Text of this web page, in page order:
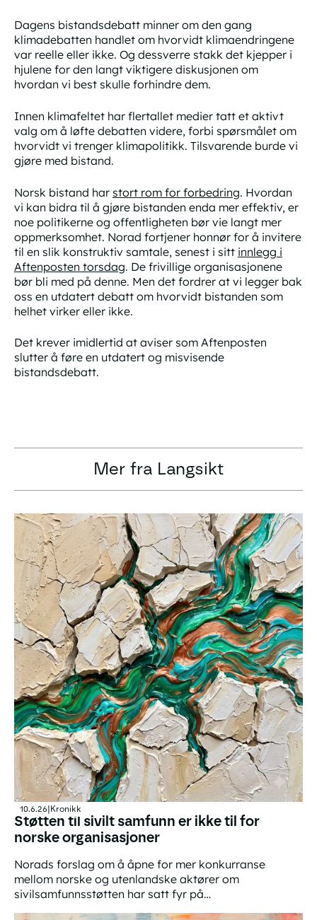
Dagens bistandsdebatt minner om den gang
klimadebatten handlet om hvorvidt klimaendringene
var reelle eller ikke. Og dessverre stakk det kjepper i
hjulene for den langt viktigere diskusjonen om
hvordan vi best skulle forhindre dem.
Innen klimafeltet har flertallet medier tatt et aktivt
valg om å løfte debatten videre, forbi spørsmålet om
hvorvidt vi trenger klimapolitikk. Tilsvarende burde vi
gjøre med bistand.
Norsk bistand har stort rom for forbedring. Hvordan
vi kan bidra til å gjøre bistanden enda mer effektiv, er
noe politikerne og offentligheten bør vie langt mer
oppmerksomhet. Norad fortjener honnør for å invitere
til en slik konstruktiv samtale, senest i sitt innlegg i
Aftenposten torsdag. De frivillige organisasjonene
bør bli med på denne. Men det fordrer at vi legger bak
oss en utdatert debatt om hvorvidt bistanden som
helhet virker eller ikke.
Det krever imidlertid at aviser som Aftenposten
slutter å føre en utdatert og misvisende
bistandsdebatt.
Mer fra Langsikt
10.6.26 Kronikk
Støtten til sivilt samfunn er ikke til for
norske organisasjoner
Norads forslag om å åpne for mer konkurranse
mellom norske og utenlandske aktører om
sivilsamfunnsstøtten har satt fyr på